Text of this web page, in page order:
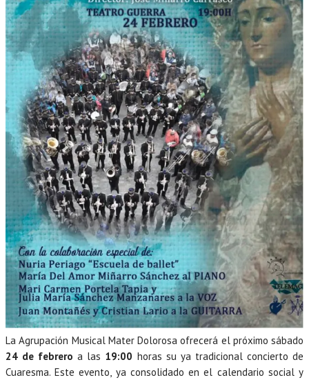
La Agrupación Musical Mater Dolorosa ofrecerá el próximo sábado
24 de febrero a las 19:00 horas su ya tradicional concierto de
Cuaresma. Este evento, ya consolidado en el calendario social y